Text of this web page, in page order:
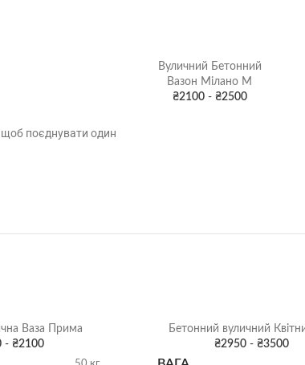
щоб поєднувати один
Вуличний Бетонний
Вазон Мілано М
₴2100 - ₴2500
Ваза Прима
- ₴2100
Бетонний вуличний
₴2950 - ₴3500